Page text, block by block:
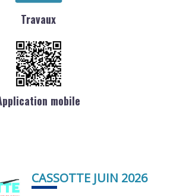
Travaux
mobile
CASSOTTE JUIN 2026